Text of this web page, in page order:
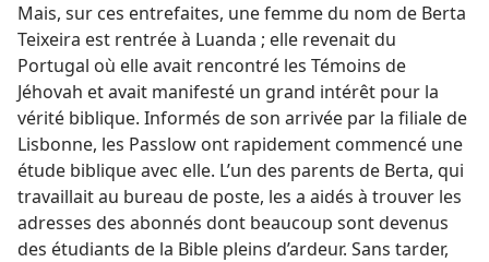
Mais, sur ces entrefaites, une femme du nom de Berta
Teixeira est rentrée à Luanda ; elle revenait du
Portugal où elle avait rencontré les Témoins de
Jéhovah et avait manifesté un grand intérêt pour la
vérité biblique. Informés de son arrivée par la filiale de
Lisbonne, les Passlow ont rapidement commencé une
étude biblique avec elle. L’un des parents de Berta, qui
travaillait au bureau de poste, les a aidés à trouver les
adresses des abonnés dont beaucoup sont devenus
des étudiants de la Bible pleins d’ardeur. Sans tarder,